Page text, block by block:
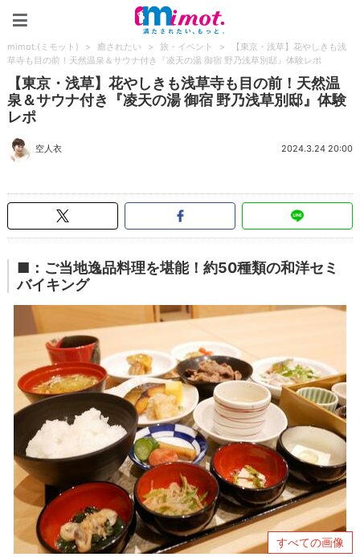
mimot.(ミモット) > 癒されたい > 旅・イベント >
【東京・浅草】花やしきも浅
草寺も目の前！天然温泉＆サウナ付き『凌天の湯 御宿 野乃浅草別邸』体験レポ
【東京・浅草】花やしきも浅草寺も目の前！天然温
泉＆サウナ付き『凌天の湯 御宿 野乃浅草別邸』体験
レポ
空人衣 2024.3.24 20:00
■：ご当地逸品料理を堪能！約50種類の和洋セミ
バイキング
すべての画像